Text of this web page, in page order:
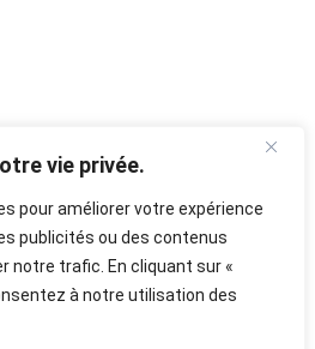
vie privée.
pour améliorer votre expérience
publicités ou des contenus
notre trafic. En cliquant sur «
à notre utilisation des